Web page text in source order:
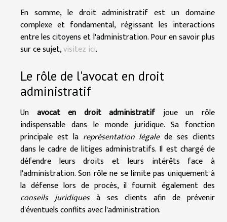
En somme, le droit administratif est un domaine
complexe et fondamental, régissant les interactions
entre les citoyens et l'administration. Pour en savoir plus
sur ce sujet,visitez ici.
Le rôle de l'avocat en droit
administratif
Un avocat en droit administratifjoue un rôle
indispensable dans le monde juridique. Sa fonction
principale est la représentation légalede ses clients
dans le cadre de litiges administratifs. Il est chargé de
défendre leurs droits et leurs intérêts face à
l'administration. Son rôle ne se limite pas uniquement à
la défense lors de procès, il fournit également des
conseils juridiques à ses clients afin de prévenir
d'éventuels conflits avec l'administration.